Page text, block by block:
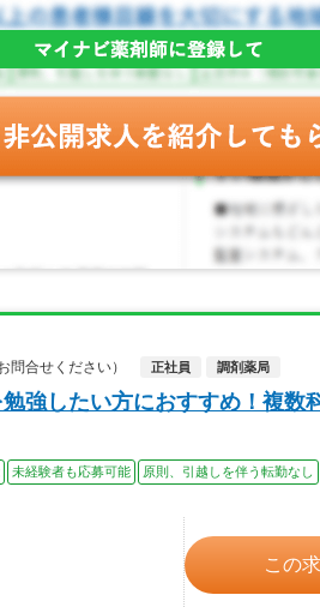
合せください）
正社員 調剤薬局
強したい方におすすめ！複数
未経験者も応募可能 原則、引越しを伴う転勤なし
この